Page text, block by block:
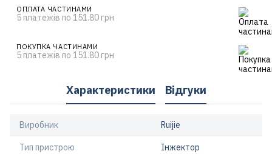
ОПЛАТА ЧАСТИНАМИ
5 платежів по 151.80 грн
ПОКУПКА ЧАСТИНАМИ
5 платежів по 151.80 грн
Характеристики Відгуки
Виробник Ruijie
Тип пристрою Інжектор